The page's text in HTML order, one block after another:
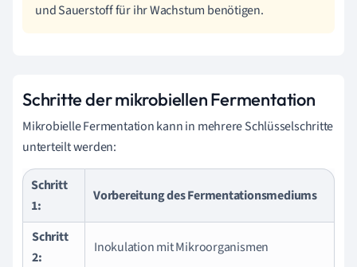
und Sauerstoff für ihr Wachstum benötigen.
Schritte der mikrobiellen Fermentation
Mikrobielle Fermentation kann in mehrere Schlüsselschritte
unterteilt werden:
Schritt
1:
Vorbereitung des Fermentationsmediums
Schritt
2:
Inokulation mit Mikroorganismen